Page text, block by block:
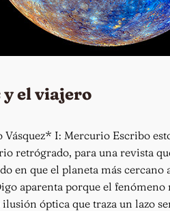
y el viajero
I: Mercurio Escribo
retrógrado, para una revista
en que el planeta más cercano
aparenta porque el fenómeno
ilusión óptica que traza un lazo